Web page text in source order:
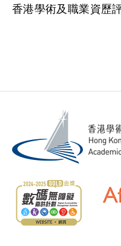
香港學術及職業資歷